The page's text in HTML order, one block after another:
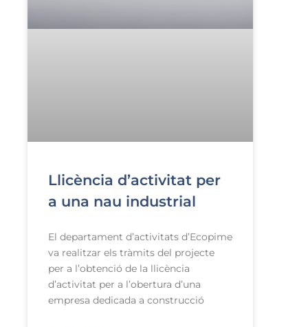
Llicència d’activitat per
a una nau industrial
El departament d’activitats d’Ecopime
va realitzar els tràmits del projecte
per a l’obtenció de la llicència
d’activitat per a l’obertura d’una
empresa dedicada a construcció